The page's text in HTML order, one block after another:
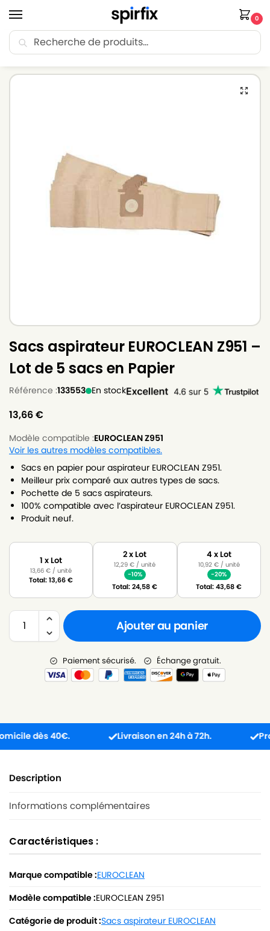
0
🚚 Livraison Point Relais offerte dès 30€ d’achat.
Sacs aspirateur EUROCLEAN Z951 –
Lot de 5 sacs en Papier
Référence :133553 En stock
13,66€
Modèle compatible :EUROCLEAN Z951
Voir les autres modèles compatibles.
Sacs en papier pour aspirateur EUROCLEAN Z951.
Meilleur prix comparé aux autres types de sacs.
Pochette de 5 sacs aspirateurs.
100% compatible avec l’aspirateur EUROCLEAN Z951.
Produit neuf.
1 x Lot
13,66€ / unité
Total:13,66€
2 x Lot
12,29€ / unité
-10%
Total:24,58€
4 x Lot
10,92 €/ unité
-20%
Total:43,68€
Ajouter au panier
Paiement sécurisé. Échange gratuit.
dès 40€. Livraison en 24h à 72h.
Description
Informations complémentaires
Caractéristiques :
Marque compatible :EUROCLEAN
Modèle compatible :EUROCLEAN Z951
Catégorie de produit :Sacs aspirateur EUROCLEAN